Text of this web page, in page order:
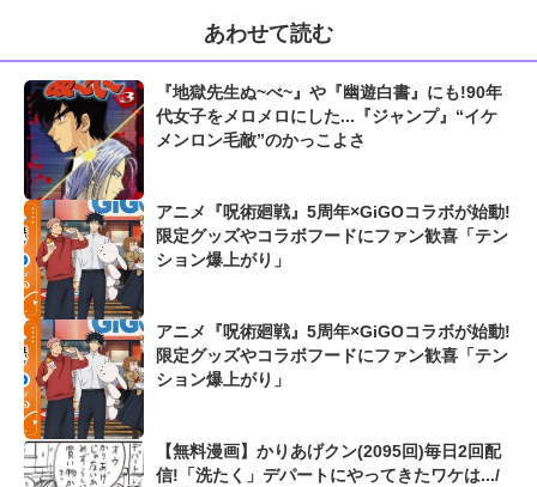
あわせて読む
『地獄先生ぬ~べ~』や『幽遊白書』にも!90年
代女子をメロメロにした...『ジャンプ』“イケ
メンロン毛敵”のかっこよさ
アニメ『呪術廻戦』5周年×GiGOコラボが始動!
限定グッズやコラボフードにファン歓喜「テン
ション爆上がり」
アニメ『呪術廻戦』5周年×GiGOコラボが始動!
限定グッズやコラボフードにファン歓喜「テン
ション爆上がり」
【無料漫画】かりあげクン(2095回)毎日2回配
信!「洗たく」デパートにやってきたワケは.../